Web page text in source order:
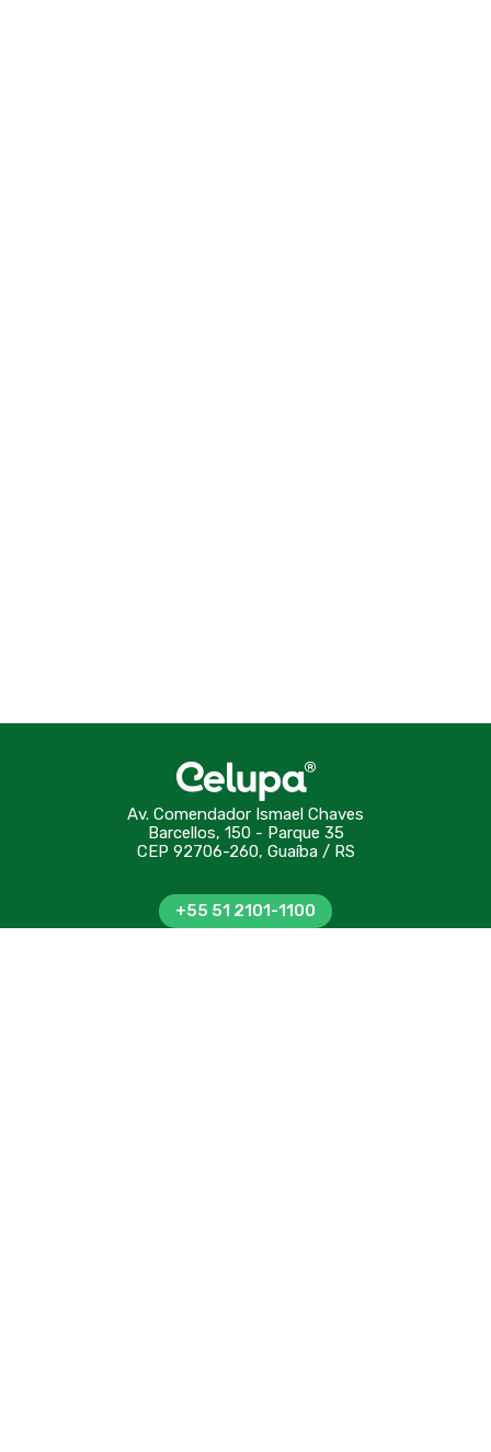
Av. Comendador Ismael Chaves
Barcellos, 150 - Parque 35
CEP 92706-260, Guaíba / RS
+55 51 2101-1100